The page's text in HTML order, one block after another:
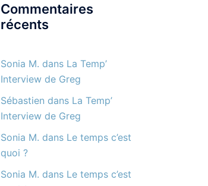
Commentaires
récents
Sonia M. dans La Temp’
Interview de Greg
Sébastien dans La Temp’
Interview de Greg
Sonia M. dans Le temps c’est
quoi ?
Sonia M. dans Le temps c’est